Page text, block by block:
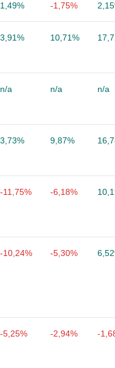
1,49% -1,75%
3,91% 10,71%
n/a n/a n/a
3,73% 9,87%
-11,75% -6,18%
-10,24% -5,30%
-5,25% -2,94% -